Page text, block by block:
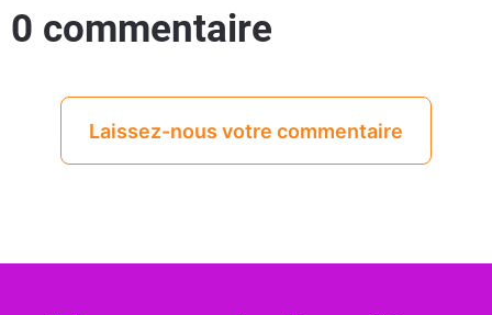
0 commentaire
Laissez-nous votre commentaire